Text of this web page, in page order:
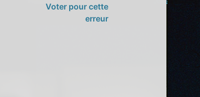
Voter pour cette
erreur